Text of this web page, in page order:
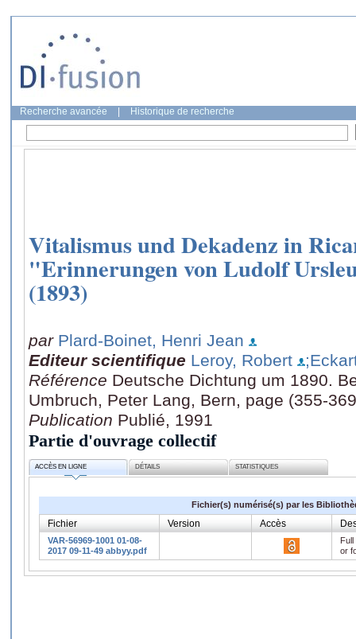
Recherche avancée Historique de recherche
Vitalismus und Dekadenz in
"Erinnerungen von Ludolf
(1893)
par Plard-Boinet, Henri Jean
Editeur scientifique Leroy, Robert
Référence Deutsche Dichtung um 1890.
Umbruch, Peter Lang, Bern, page (355-
Publication Publié, 1991
Partie d'ouvrage collectif
ACCÈS EN LIGNE DÉTAILS STATISTIQUES
Fichier(s) numérisé(s) par les
Fichier Version Accès
VAR-56969-1001 01-08-
2017 09-11-49 abbyy.pdf
or